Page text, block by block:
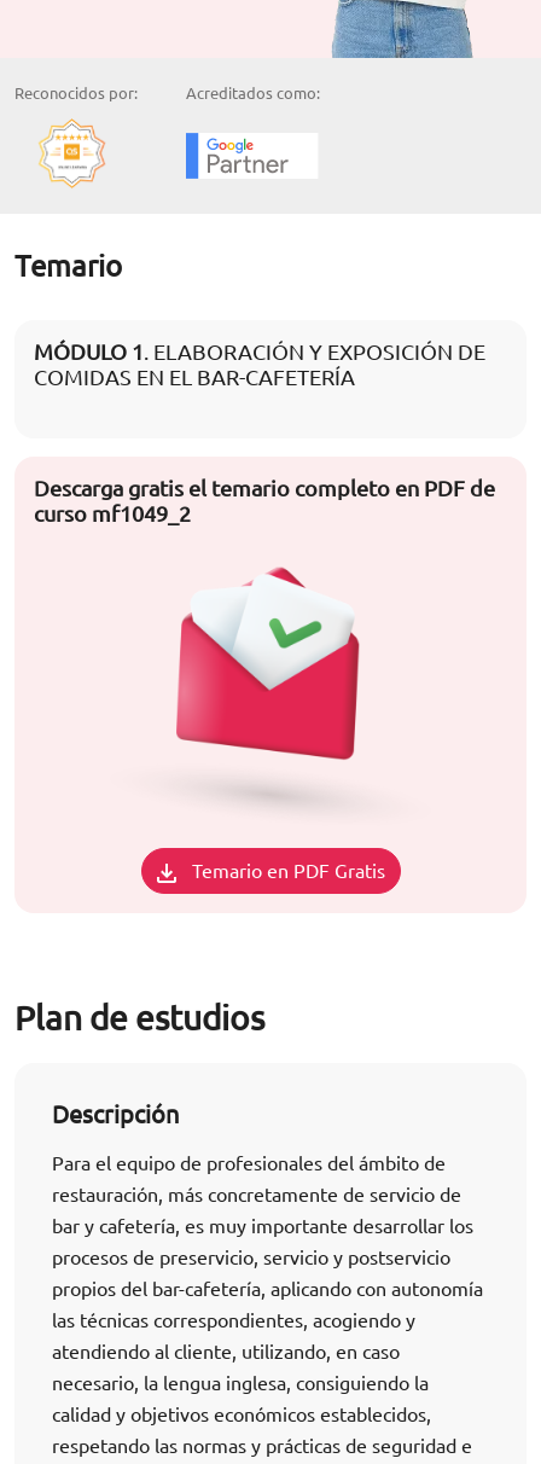
Reconocidos por: Acreditados como:
Temario
MÓDULO 1. ELABORACIÓN Y EXPOSICIÓN DE
COMIDAS EN EL BAR-CAFETERÍA
Descarga gratis el temario completo en PDF de
curso mf1049_2
Temario en PDF Gratis
Plan de estudios
Descripción
Para el equipo de profesionales del ámbito de
restauración, más concretamente de servicio de
bar y cafetería, es muy importante desarrollar los
procesos de preservicio, servicio y postservicio
propios del bar-cafetería, aplicando con autonomía
las técnicas correspondientes, acogiendo y
atendiendo al cliente, utilizando, en caso
necesario, la lengua inglesa, consiguiendo la
calidad y objetivos económicos establecidos,
respetando las normas y prácticas de seguridad e